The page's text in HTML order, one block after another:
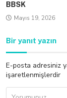
BBSK
Mayıs 19, 2026
Bir yanıt yazın
E-posta adresiniz
işaretlenmişlerdir